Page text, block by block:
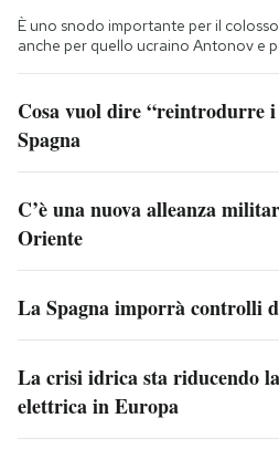
È uno snodo importante per il
anche per quello ucraino Antonov e
Cosa vuol dire “reintrodurre
Spagna
C’è una nuova alleanza
Oriente
La Spagna imporrà controlli
La crisi idrica sta riducendo
elettrica in Europa